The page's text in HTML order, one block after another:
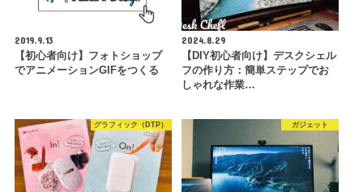
2019.9.13
【初心者向け】フォトショップ
でアニメーションGIFをつくる
2024.8.29
【DIY初心者向け】デスクシェル
フの作り方：簡単ステップでお
しゃれな作業…
グラフィック（DTP） ガジェット